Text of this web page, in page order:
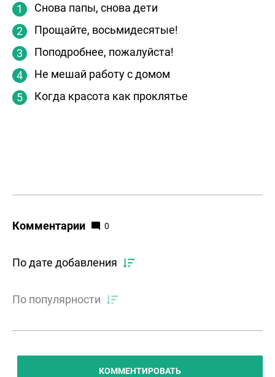
Снова папы, снова дети
Прощайте, восьмидесятые!
Поподробнее, пожалуйста!
Не мешай работу с домом
Когда красота как проклятье
Комментарии 0
По дате добавления
По популярности
КОММЕНТИРОВАТЬ